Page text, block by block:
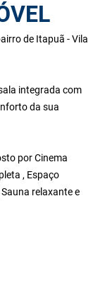
de Itapuã - Vila
integrada com
da sua
por Cinema
, Espaço
relaxante e